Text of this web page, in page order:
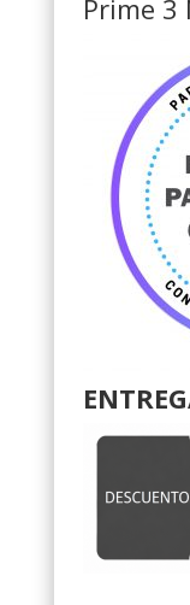
Prime 3